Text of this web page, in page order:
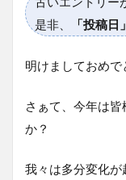
是非、
「投稿日」
明けましておめで
さぁて、今年は
か？
我々は多分変化が